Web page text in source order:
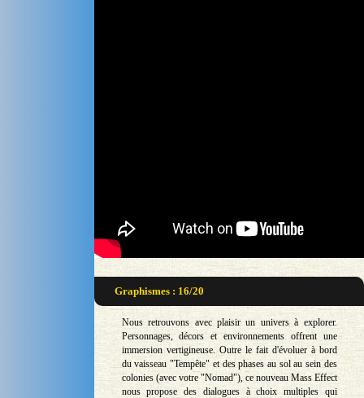
Graphismes : 16/20
Nous retrouvons avec plaisir un univers à explorer.
Personnages, décors et environnements offrent une
immersion vertigineuse. Outre le fait d'évoluer à bord
du vaisseau "Tempête" et des phases au sol au sein des
colonies (avec votre "Nomad"), ce nouveau Mass Effect
nous propose des dialogues à choix multiples qui